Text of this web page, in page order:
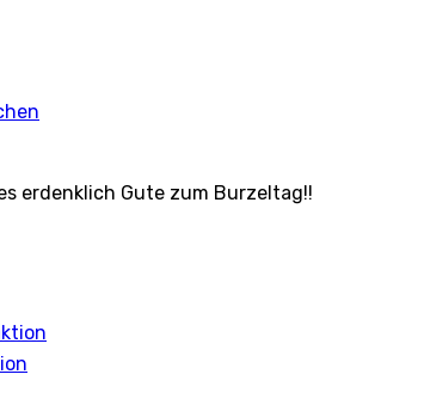
erdenklich Gute zum Burzeltag!!